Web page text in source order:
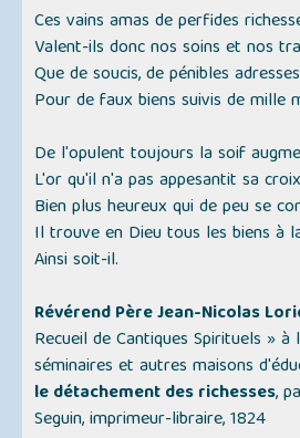
Ces vains amas de perfides
Valent-ils donc nos soins et nos
Que de soucis, de pénibles
Pour de faux biens suivis de mille
De l'opulent toujours la soif
L'or qu'il n'a pas appesantit sa
Bien plus heureux qui de peu se
Il trouve en Dieu tous les biens à
Ainsi soit-il.
Révérend Père Jean-Nicolas
Recueil de Cantiques Spirituels »à
séminaires et autres maisons
le détachement des richesses,
Seguin, imprimeur-libraire, 1824